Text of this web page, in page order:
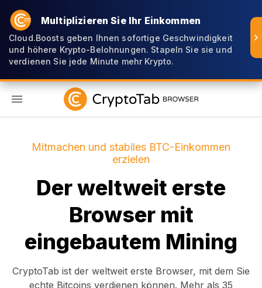
Multiplizieren Sie Ihr Einkommen
Cloud.Boosts geben Ihnen sofortige Geschwindigkeit
und höhere Krypto-Belohnungen. Stapeln Sie sie und
verdienen Sie jede Minute mehr Krypto.
Mitmachen und stabiles BTC-Einkommen
erzielen
Der weltweit erste
Browser mit
eingebautem Mining
CryptoTab ist der weltweit erste Browser, mit dem Sie
echte Bitcoins verdienen können. Mehr als 35